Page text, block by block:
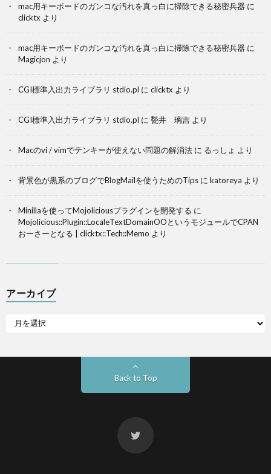
mac用キーボードのガンコな汚れを真っ白に掃除できる秘密兵器 に
clicktx より
mac用キーボードのガンコな汚れを真っ白に掃除できる秘密兵器 に
Magicjon より
CGI標準入出力ライブラリ stdio.pl に clicktx より
CGI標準入出力ライブラリ stdio.pl に 甃井 璃吉 より
Macのvi / vimでテンキーが使えない問題の解消法 に るっしょ より
背景色が黒系のブログでBlogMailを使うためのTips に katoreya より
Minillaを使ってMojoliciousプラグインを開発する に
Mojolicious::Plugin::LocaleTextDomainOOというモジュールでCPAN
おーさーとなる | clicktx::Tech::Memo より
アーカイブ
Back to Top